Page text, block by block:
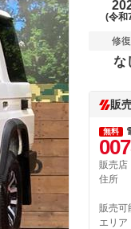
(令和
修
な
販
無料
販売店
住所
販売可
エリア